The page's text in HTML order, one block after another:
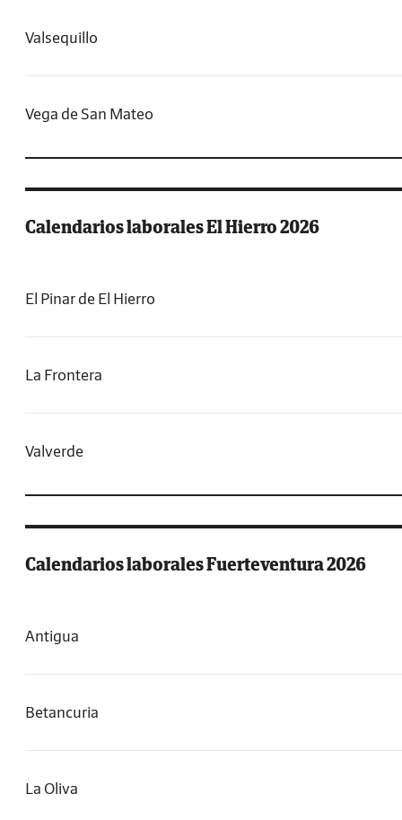
Valsequillo
Vega de San Mateo
Calendarios laborales El Hierro 2026
El Pinar de El Hierro
La Frontera
Valverde
Calendarios laborales Fuerteventura 2026
Antigua
Betancuria
La Oliva